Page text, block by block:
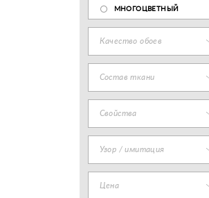
МНОГОЦВЕТНЫЙ
Качество обоев
Состав ткани
Свойства
Узор / имитация
Цена